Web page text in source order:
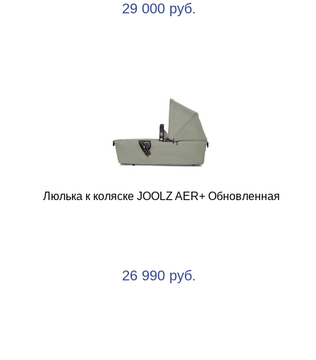
29 000 руб.
Люлька к коляске JOOLZ AER+ Обновленная
26 990 руб.